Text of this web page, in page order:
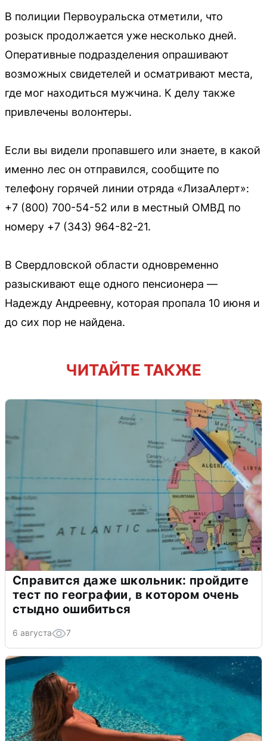
В полиции Первоуральска отметили, что
розыск продолжается уже несколько дней.
Оперативные подразделения опрашивают
возможных свидетелей и осматривают места,
где мог находиться мужчина. К делу также
привлечены волонтеры.
Если вы видели пропавшего или знаете, в какой
именно лес он отправился, сообщите по
телефону горячей линии отряда «ЛизаАлерт»:
+7 (800) 700-54-52 или в местный ОМВД по
номеру +7 (343) 964-82-21.
В Свердловской области одновременно
разыскивают еще одного пенсионера —
Надежду Андреевну, которая пропала 10 июня и
до сих пор не найдена.
ЧИТАЙТЕ ТАКЖЕ
Справится даже школьник: пройдите
тест по географии, в котором очень
стыдно ошибиться
6 августа 7